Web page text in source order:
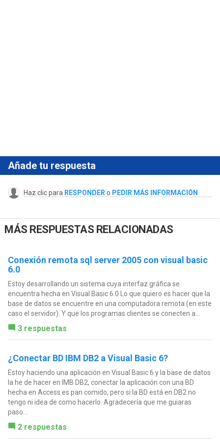
Añade tu respuesta
Haz clic para RESPONDER o PEDIR MÁS INFORMACIÓN
MÁS RESPUESTAS RELACIONADAS
Conexión remota sql server 2005 con visual basic
6.0
Estoy desarrollando un sistema cuya interfaz gráfica se
encuentra hecha en Visual Basic 6.0 Lo que quiero es hacer que la
base de datos se encuentre en una computadora remota (en este
caso el servidor). Y que los programas clientes se conecten a...
3 respuestas
¿Conectar BD IBM DB2 a Visual Basic 6?
Estoy haciendo una aplicación en Visual Basic 6 y la base de datos
la he de hacer en IMB DB2, conectar la aplicación con una BD
hecha en Access es pan comido, pero si la BD está en DB2 no
tengo ni idea de como hacerlo. Agradecería que me guiaras
paso...
2 respuestas